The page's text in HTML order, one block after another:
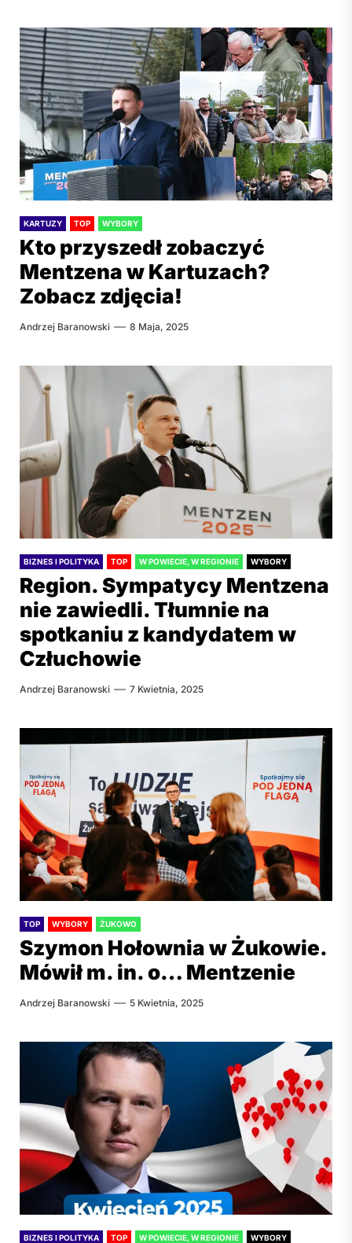
KARTUZY TOP WYBORY
Kto przyszedł zobaczyć
Mentzena w Kartuzach?
Zobacz zdjęcia!
Andrzej Baranowski 8 Maja, 2025
BIZNES I POLITYKA TOP W POWIECIE, W REGIONIE WYBORY
Region. Sympatycy Mentzena
nie zawiedli. Tłumnie na
spotkaniu z kandydatem w
Człuchowie
Andrzej Baranowski 7 Kwietnia, 2025
TOP WYBORY ŻUKOWO
Szymon Hołownia w Żukowie.
Mówił m. in. o… Mentzenie
Andrzej Baranowski 5 Kwietnia, 2025
BIZNES I POLITYKA TOP W POWIECIE, W REGIONIE WYBORY